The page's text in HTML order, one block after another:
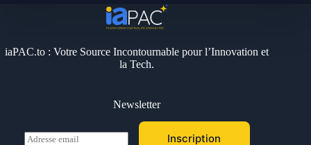
iaPAC.to : Votre Source Incontournable pour l’Innovation et
la Tech.
Newsletter
E
Inscription